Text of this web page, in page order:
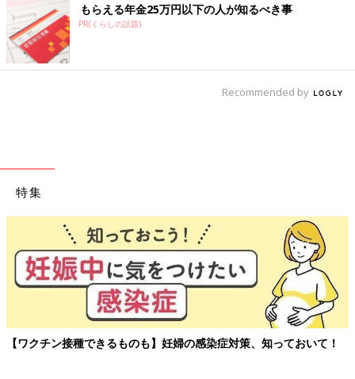
肌触りのよさや丈夫さといった品質のよさが高評価。「便利な防
水キルトパッドもついたセット内容にもかかわらず、価格がお手
ごろ」と支持を集めています。
もらえる年金25万円以下の人が知るべき事
PR(くらしの話題)
Recommended by
特集
【ワクチン接種できるものも】妊婦の感染症対策、知っておいて！